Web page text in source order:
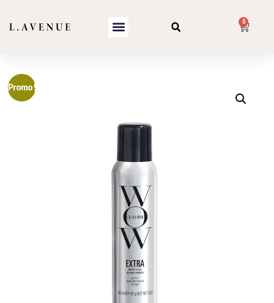
0
Promo !